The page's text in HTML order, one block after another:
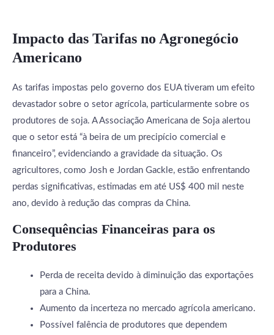
Impacto das Tarifas no Agronegócio
Americano
As tarifas impostas pelo governo dos EUA tiveram um efeito
devastador sobre o setor agrícola, particularmente sobre os
produtores de soja. A Associação Americana de Soja alertou
que o setor está “à beira de um precipício comercial e
financeiro”, evidenciando a gravidade da situação. Os
agricultores, como Josh e Jordan Gackle, estão enfrentando
perdas significativas, estimadas em até US$ 400 mil neste
ano, devido à redução das compras da China.
Consequências Financeiras para os
Produtores
Perda de receita devido à diminuição das exportações
para a China.
Aumento da incerteza no mercado agrícola americano.
Possível falência de produtores que dependem